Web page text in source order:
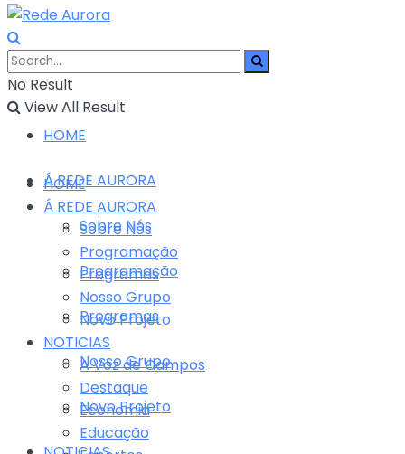
No Result
View All Result
HOME
Á REDE AURORA
Sobre Nós
Programação
Programas
Nosso Grupo
Novo Projeto
HOME
Á REDE AURORA
Sobre Nós
Programação
Programas
Nosso Grupo
Novo Projeto
NOTICIAS
A Voz de Campos
Destaque
Economia
Educação